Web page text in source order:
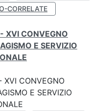
CORRELATE
XVI CONVEGNO
E SERVIZIO
XVI CONVEGNO
E SERVIZIO